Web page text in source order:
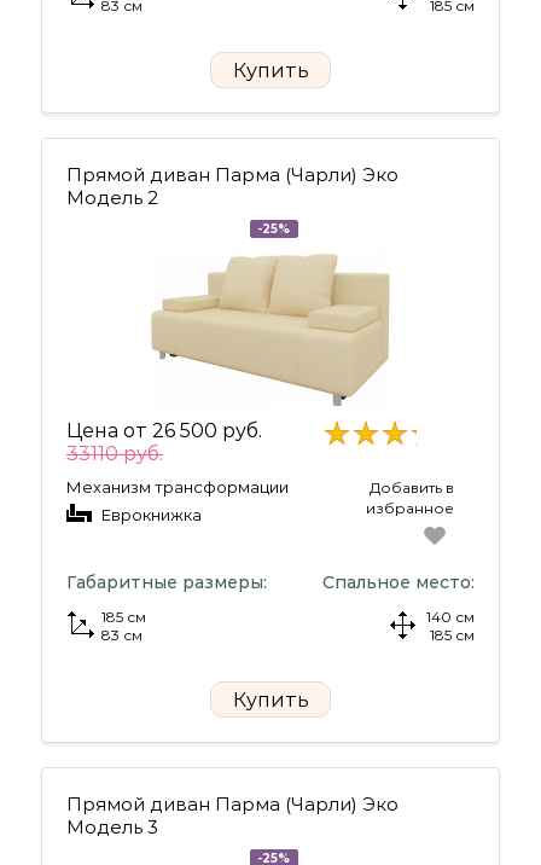
83 см
185 см
Купить
Прямой диван Парма (Чарли) Эко
Модель 2
-25%
Цена от 26 500 руб.
33110 руб.
Механизм трансформации
Еврокнижка
Добавить в
избранное
Габаритные размеры:
185 см
83 см
Спальное место:
140 см
185 см
Купить
Прямой диван Парма (Чарли) Эко
Модель 3
-25%